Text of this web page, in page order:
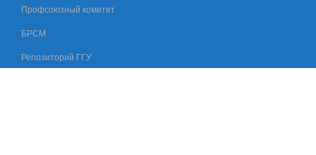
Профсоюзный комитет
БРСМ
Репозиторий ГГУ